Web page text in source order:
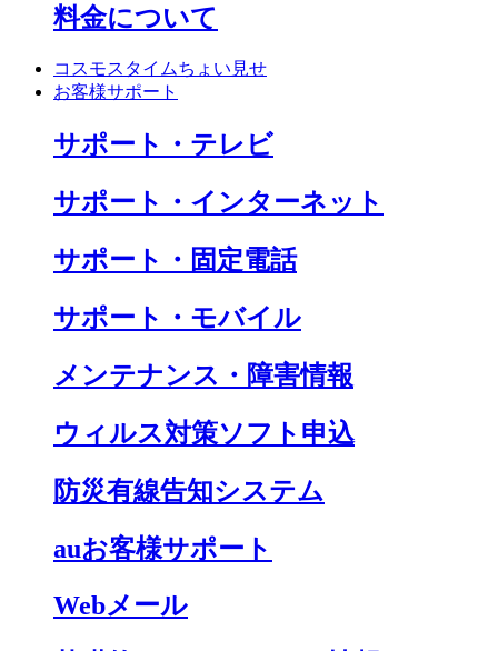
料金について
コスモスタイムちょい見せ
お客様サポート
サポート・テレビ
サポート・インターネット
サポート・固定電話
サポート・モバイル
メンテナンス・障害情報
ウィルス対策ソフト申込
防災有線告知システム
auお客様サポート
Webメール